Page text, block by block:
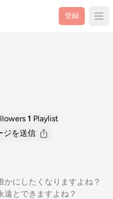
登録
1 Playlist
ジを送信
かにしたくなりますよね？
遠とできますよね？